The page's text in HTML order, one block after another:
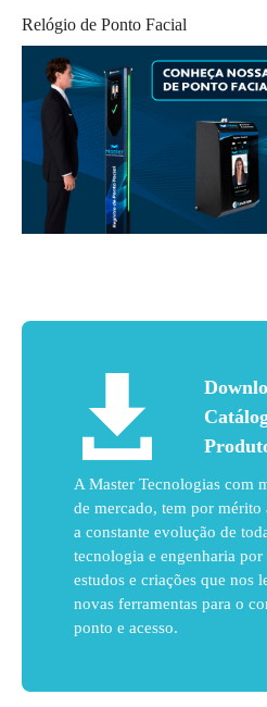
Relógio de Ponto Facial
A Master Tecnologias com
de mercado, tem por mérito
a constante evolução de
tecnologia e engenharia por
estudos e criações que nos
novas ferramentas para o
ponto e acesso.